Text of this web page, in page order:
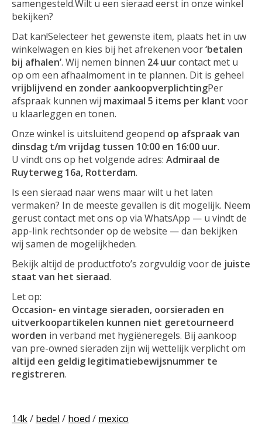
samengesteld.Wilt u een sieraad eerst in onze winkel
bekijken?
Dat kan!Selecteer het gewenste item, plaats het in uw
winkelwagen en kies bij het afrekenen voor‘betalen
bij afhalen’. Wij nemen binnen 24 uurcontact met u
op om een afhaalmoment in te plannen. Dit is geheel
vrijblijvend en zonder aankoopverplichtingPer
afspraak kunnen wij maximaal 5 items per klant voor
u klaarleggen en tonen.
Onze winkel is uitsluitend geopend op afspraak van
dinsdag t/m vrijdag tussen 10:00 en 16:00 uur.
U vindt ons op het volgende adres: Admiraal de
Ruyterweg 16a, Rotterdam.
Is een sieraad naar wens maar wilt u het laten
vermaken? In de meeste gevallen is dit mogelijk. Neem
gerust contact met ons op via WhatsApp — u vindt de
app-link rechtsonder op de website — dan bekijken
wij samen de mogelijkheden.
Bekijk altijd de productfoto’s zorgvuldig voor de juiste
staat van het sieraad.
Let op:
Occasion- en vintage sieraden, oorsieraden en
uitverkoopartikelen kunnen niet geretourneerd
worden in verband met hygiëneregels. Bij aankoop
van pre-owned sieraden zijn wij wettelijk verplicht om
altijd een geldig legitimatiebewijsnummer te
registreren.
14k/ bedel / hoed / mexico